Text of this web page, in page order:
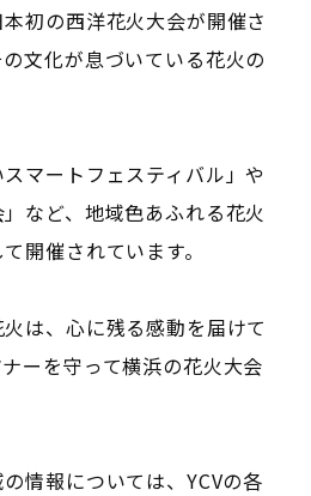
初の西洋花火大会が開催さ
文化が息づいている花火の
マートフェスティバル」や
」など、地域色あふれる花火
開催されています。
は、心に残る感動を届けて
ーを守って横浜の花火大会
情報については、YCVの各